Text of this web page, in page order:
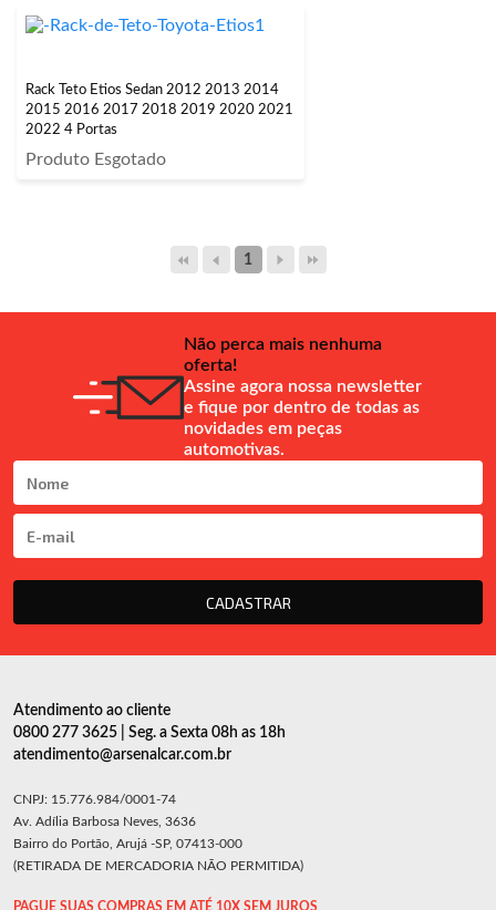
Rack Teto Etios Sedan 2012 2013 2014
2015 2016 2017 2018 2019 2020 2021
2022 4 Portas
Produto Esgotado
1
Não perca mais nenhuma
oferta!
Assine agora nossa newsletter
e fique por dentro de todas as
novidades em peças
automotivas.
CADASTRAR
Atendimento ao cliente
0800 277 3625 | Seg. a Sexta 08h as 18h
atendimento@arsenalcar.com.br
CNPJ: 15.776.984/0001-74
Av. Adília Barbosa Neves, 3636
Bairro do Portão, Arujá -SP, 07413-000
(RETIRADA DE MERCADORIA NÃO PERMITIDA)
PAGUE SUAS COMPRAS EM ATÉ 10X SEM JUROS